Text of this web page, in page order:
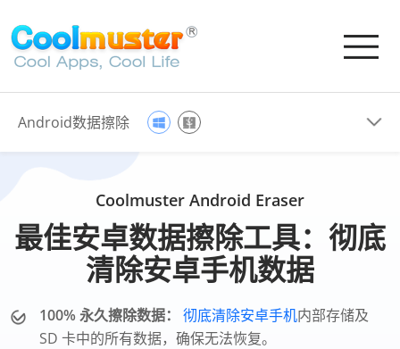
Android数据擦除
Coolmuster Android Eraser
最佳安卓数据擦除工具：彻底
清除安卓手机数据
100% 永久擦除数据： 彻底清除安卓手机内部存储及
SD 卡中的所有数据，确保无法恢复。